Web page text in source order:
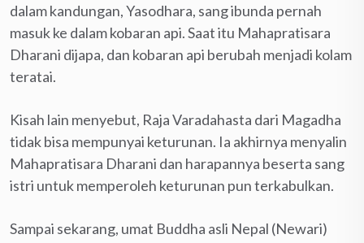
dalam kandungan, Yasodhara, sang ibunda pernah
masuk ke dalam kobaran api. Saat itu Mahapratisara
Dharani dijapa, dan kobaran api berubah menjadi kolam
teratai.
Kisah lain menyebut, Raja Varadahasta dari Magadha
tidak bisa mempunyai keturunan. Ia akhirnya menyalin
Mahapratisara Dharani dan harapannya beserta sang
istri untuk memperoleh keturunan pun terkabulkan.
Sampai sekarang, umat Buddha asli Nepal (Newari)